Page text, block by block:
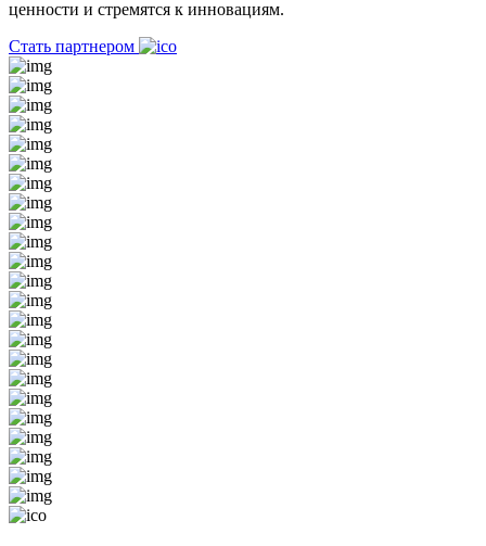
ценности и стремятся к инновациям.
Стать партнером